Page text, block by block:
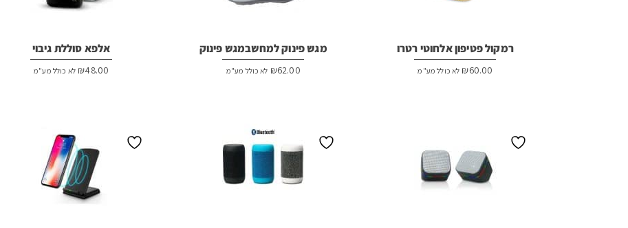
רמקול פטיפון אלחוטי רטרו
₪60.00 לא כולל מע"מ
מגש פינוק למחשבמגש פינוק
₪62.00 לא כולל מע"מ
אלפא סוללת גיבוי
₪48.00 לא כולל מע"מ